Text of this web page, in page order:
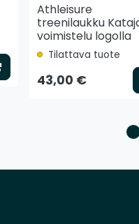
Lisää koriin
Athleisure
treenilaukku
voimistelu logolla
Tilattava tuote
43,00 €